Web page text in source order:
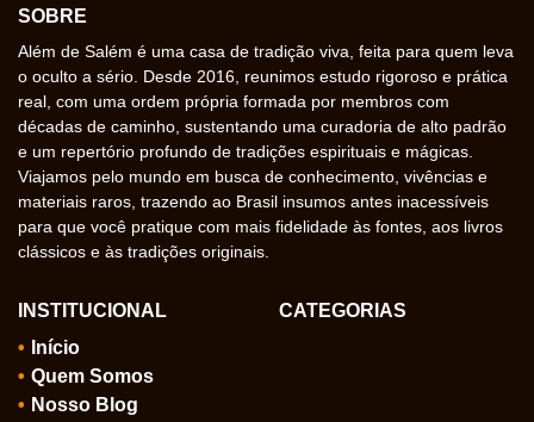
SOBRE
Além de Salém é uma casa de tradição viva, feita para quem leva
o oculto a sério. Desde 2016, reunimos estudo rigoroso e prática
real, com uma ordem própria formada por membros com
décadas de caminho, sustentando uma curadoria de alto padrão
e um repertório profundo de tradições espirituais e mágicas.
Viajamos pelo mundo em busca de conhecimento, vivências e
materiais raros, trazendo ao Brasil insumos antes inacessíveis
para que você pratique com mais fidelidade às fontes, aos livros
clássicos e às tradições originais.
INSTITUCIONAL
Início
Quem Somos
Nosso Blog
CATEGORIAS